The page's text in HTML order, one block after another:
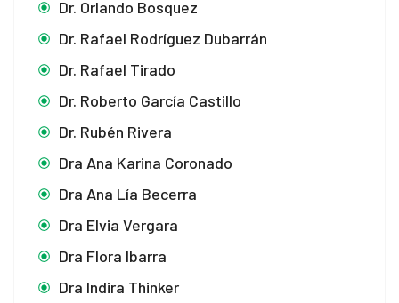
Dr. Orlando Bosquez
Dr. Rafael Rodríguez Dubarrán
Dr. Rafael Tirado
Dr. Roberto García Castillo
Dr. Rubén Rivera
Dra Ana Karina Coronado
Dra Ana Lía Becerra
Dra Elvia Vergara
Dra Flora Ibarra
Dra Indira Thinker